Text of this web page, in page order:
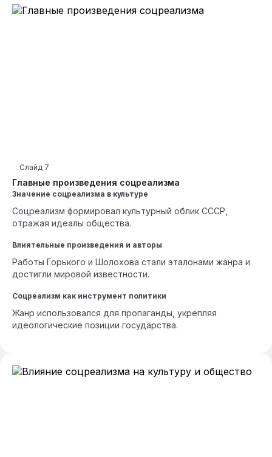
Главные произведения соцреализма
Слайд 7
Значение соцреализма в культуре
Соцреализм формировал культурный облик СССР,
отражая идеалы общества.
Влиятельные произведения и авторы
Работы Горького и Шолохова стали эталонами жанра и
достигли мировой известности.
Соцреализм как инструмент политики
Жанр использовался для пропаганды, укрепляя
идеологические позиции государства.